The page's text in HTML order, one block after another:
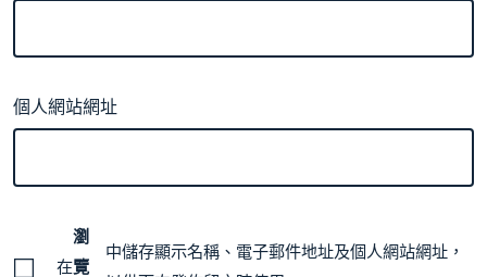
個人網站網址
在
瀏
覽
中儲存顯示名稱、電子郵件地址及個人網站網址，